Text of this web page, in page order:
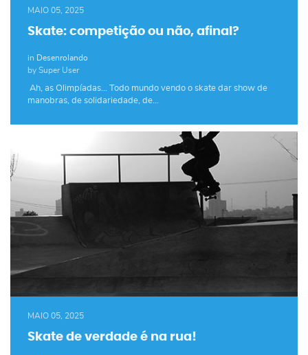
MAIO 05, 2025
Skate: competição ou não, afinal?
in Desenrolando
by Super User
Ah, as Olimpíadas… Todo mundo vendo o skate dar show de
manobras, de solidariedade, de…
MAIO 05, 2025
Skate de verdade é na rua!